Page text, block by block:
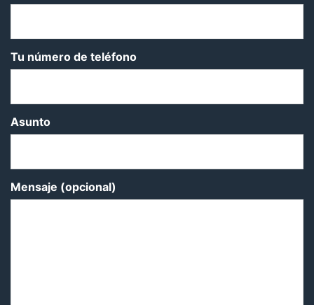
Tu número de teléfono
Asunto
Mensaje (opcional)